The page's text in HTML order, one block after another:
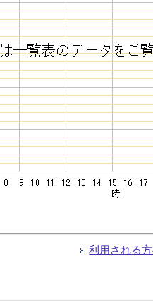
利用される